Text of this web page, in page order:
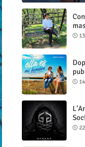
(Il